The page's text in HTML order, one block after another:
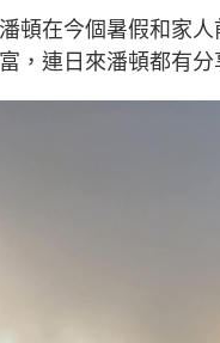
頓在今個暑假和家
，連日來潘頓都有分